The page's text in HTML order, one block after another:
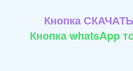
Кнопка
Кнопка whatsApp